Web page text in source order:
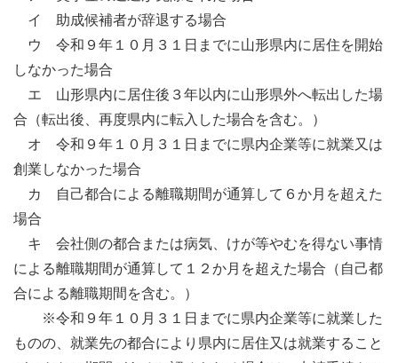
イ 助成候補者が辞退する場合
ウ 令和９年１０月３１日までに山形県内に居住を開始
しなかった場合
エ 山形県内に居住後３年以内に山形県外へ転出した場
合（転出後、再度県内に転入した場合を含む。）
オ 令和９年１０月３１日までに県内企業等に就業又は
創業しなかった場合
カ 自己都合による離職期間が通算して６か月を超えた
場合
キ 会社側の都合または病気、けが等やむを得ない事情
による離職期間が通算して１２か月を超えた場合（自己都
合による離職期間を含む。）
※令和９年１０月３１日までに県内企業等に就業した
ものの、就業先の都合により県内に居住又は就業すること